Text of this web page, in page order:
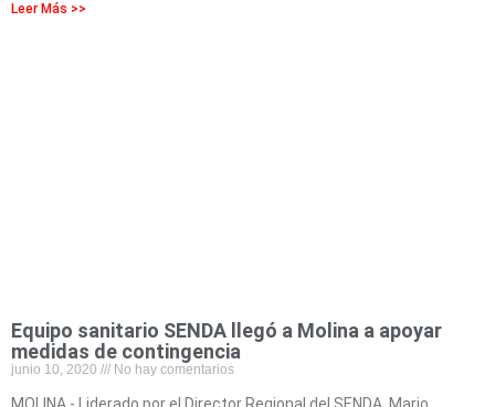
Leer Más >>
Equipo sanitario SENDA llegó a Molina a apoyar
medidas de contingencia
junio 10, 2020 No hay comentarios